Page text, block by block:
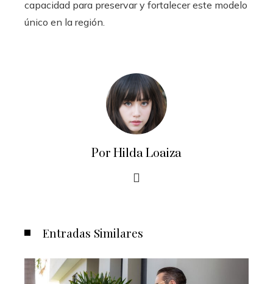
capacidad para preservar y fortalecer este modelo
único en la región.
Por Hilda Loaiza
Entradas Similares